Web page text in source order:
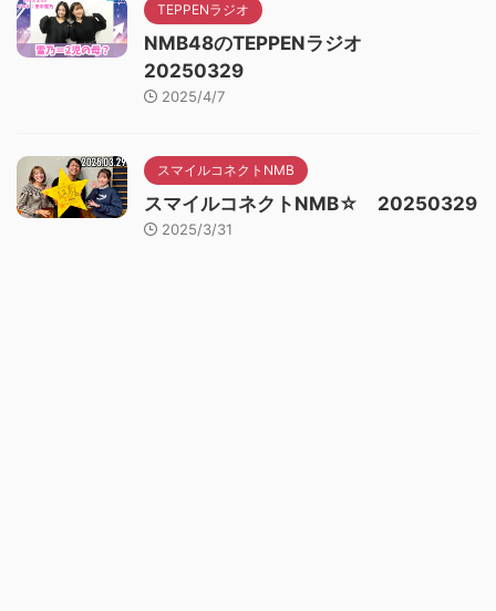
TEPPENラジオ
NMB48のTEPPENラジオ
20250329
2025/4/7
スマイルコネクトNMB
スマイルコネクトNMB☆ 20250329
2025/3/31